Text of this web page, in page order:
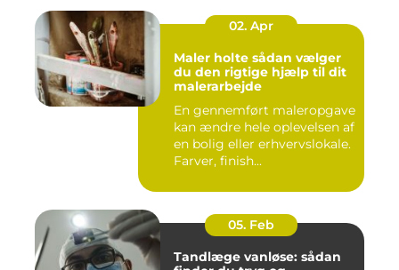
02. Apr
Maler holte sådan vælger
du den rigtige hjælp til dit
malerarbejde
En gennemført maleropgave
kan ændre hele oplevelsen af
en bolig eller erhvervslokale.
Farver, finish...
05. Feb
Tandlæge vanløse: sådan